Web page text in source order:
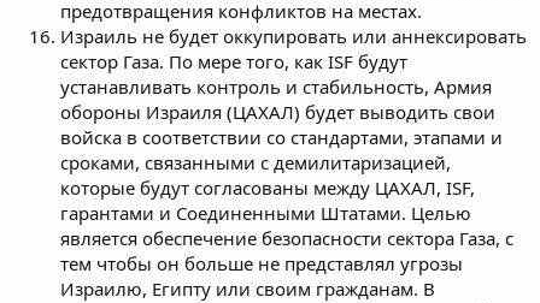
предотвращения конфликтов на местах.
Израиль не будет оккупировать или аннексировать
сектор Газа. По мере того, как ISF будут
устанавливать контроль и стабильность, Армия
обороны Израиля (ЦАХАЛ) будет выводить свои
войска в соответствии со стандартами, этапами и
сроками, связанными с демилитаризацией,
которые будут согласованы между ЦАХАЛ, ISF,
гарантами и Соединенными Штатами. Целью
является обеспечение безопасности сектора Газа, с
тем чтобы он больше не представлял угрозы
Израилю, Египту или своим гражданам. В